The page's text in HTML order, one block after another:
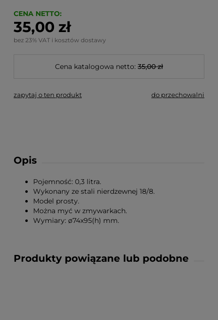
CENA NETTO:
35,00 zł
bez 23% VAT i kosztów dostawy
Cena katalogowa netto: 35,00 zł
zapytaj o ten produkt do przechowalni
Opis
Pojemność: 0,3 litra.
Wykonany ze stali nierdzewnej 18/8.
Model prosty.
Można myć w zmywarkach.
Wymiary: ø74x95(h) mm.
Produkty powiązane lub podobne